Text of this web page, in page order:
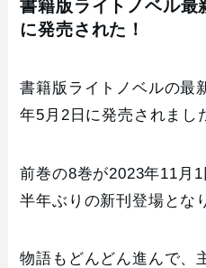
書籍版ライトノベル最
に発売された！
書籍版ライトノベルの最
年5月2日に発売されまし
前巻の8巻が2023年11月
半年ぶりの新刊登場とな
物語もどんどん進んで、